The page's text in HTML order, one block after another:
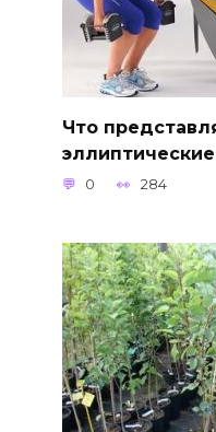
Что
0 284